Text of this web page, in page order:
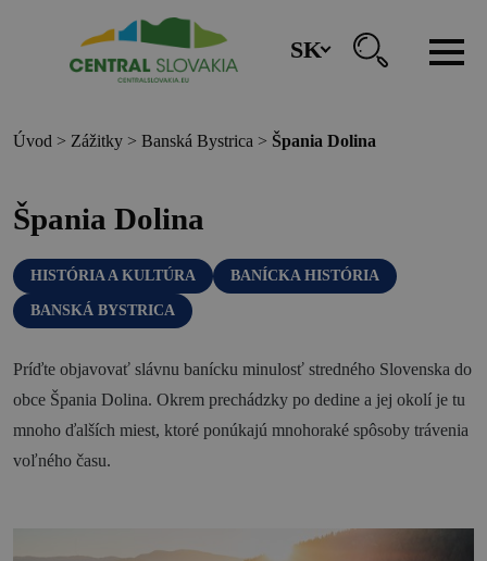
SK
REZERVÁCIA ZÁŽITKOV
Región
Zvolen
Kremnica
Krupina
Infocentrá
Úvod > Zážitky > Banská Bystrica > Špania Dolina
Špania Dolina
HISTÓRIA A KULTÚRA BANÍCKA HISTÓRIA
BANSKÁ BYSTRICA
Príďte objavovať slávnu banícku minulosť stredného Slovenska do
obce Špania Dolina. Okrem prechádzky po dedine a jej okolí je tu
mnoho ďalších miest, ktoré ponúkajú mnohoraké spôsoby trávenia
voľného času.